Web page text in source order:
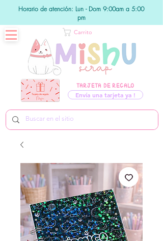
Horario de atención: Lun - Dom 9:00am a 5:00
pm
TARJETA DE REGALO
Envía una tarjeta ya !
Carrito